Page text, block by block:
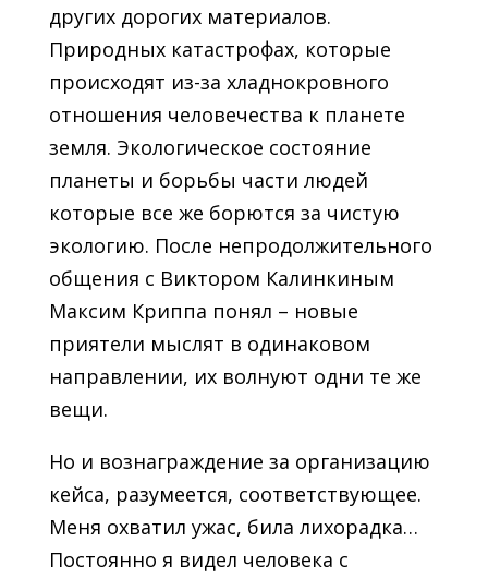
других дорогих материалов.
Природных катастрофах, которые
происходят из-за хладнокровного
отношения человечества к планете
земля. Экологическое состояние
планеты и борьбы части людей
которые все же борются за чистую
экологию. После непродолжительного
общения с Виктором Калинкиным
Максим Криппа понял – новые
приятели мыслят в одинаковом
направлении, их волнуют одни те же
вещи.
Но и вознаграждение за организацию
кейса, разумеется, соответствующее.
Меня охватил ужас, била лихорадка…
Постоянно я видел человека с